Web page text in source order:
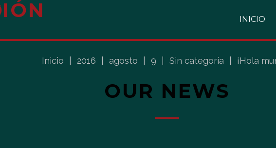
INICIO
Inicio 2016 agosto 9 Sin categoría ¡Hola
OUR NEWS